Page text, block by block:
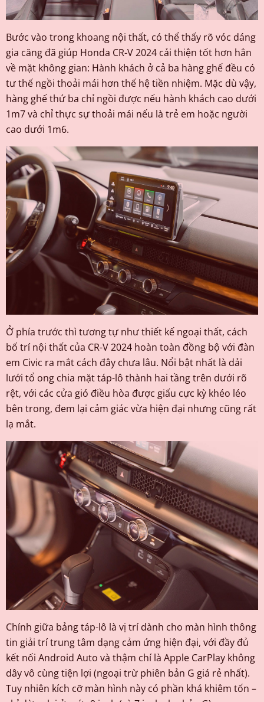
Bước vào trong khoang nội thất, có thể thấy rõ vóc dáng
gia căng đã giúp Honda CR-V 2024 cải thiện tốt hơn hẳn
về mặt không gian: Hành khách ở cả ba hàng ghế đều có
tư thế ngồi thoải mái hơn thế hệ tiền nhiệm. Mặc dù vậy,
hàng ghế thứ ba chỉ ngồi được nếu hành khách cao dưới
1m7 và chỉ thực sự thoải mái nếu là trẻ em hoặc người
cao dưới 1m6.
Ở phía trước thì tương tự như thiết kế ngoại thất, cách
bố trí nội thất của CR-V 2024 hoàn toàn đồng bộ với đàn
em Civic ra mắt cách đây chưa lâu. Nổi bật nhất là dải
lưới tổ ong chia mặt táp-lô thành hai tầng trên dưới rõ
rệt, với các cửa gió điều hòa được giấu cực kỳ khéo léo
bên trong, đem lại cảm giác vừa hiện đại nhưng cũng rất
lạ mắt.
Chính giữa bảng táp-lô là vị trí dành cho màn hình thông
tin giải trí trung tâm dạng cảm ứng hiện đại, với đầy đủ
kết nối Android Auto và thậm chí là Apple CarPlay không
dây vô cùng tiện lợi (ngoại trừ phiên bản G giá rẻ nhất).
Tuy nhiên kích cỡ màn hình này có phần khá khiêm tốn –